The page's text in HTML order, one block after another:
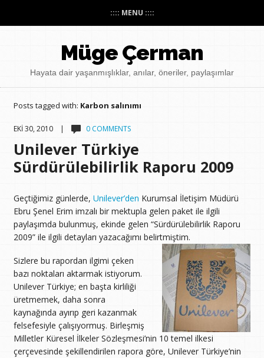
:::: MENU ::::
Müge Çerman
Hayata dair yaşanmışlıklar, anılar, öneriler, paylaşımlar
Posts tagged with: Karbon salınımı
EKI 30, 2010 | 0 COMMENTS
Unilever Türkiye
Sürdürülebilirlik Raporu 2009
Geçtiğimiz günlerde, Unilever’den Kurumsal İletişim Müdürü
Ebru Şenel Erim imzalı bir mektupla gelen paket ile ilgili
paylaşımda bulunmuş, ekinde gelen “Sürdürülebilirlik Raporu
2009” ile ilgili detayları yazacağımı belirtmiştim.
Sizlere bu rapordan ilgimi çeken
bazı noktaları aktarmak istiyorum.
Unilever Türkiye; en başta kirliliği
üretmemek, daha sonra
kaynağında ayırıp geri kazanmak
felsefesiyle çalışıyormuş. Birleşmiş
Milletler Küresel İlkeler Sözleşmesi’nin 10 temel ilkesi
çerçevesinde şekillendirilen rapora göre, Unilever Türkiye’nin